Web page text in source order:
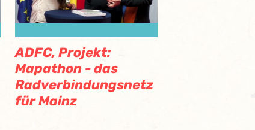
ADFC, Projekt:
Mapathon - das
Radverbindungsnetz
für Mainz